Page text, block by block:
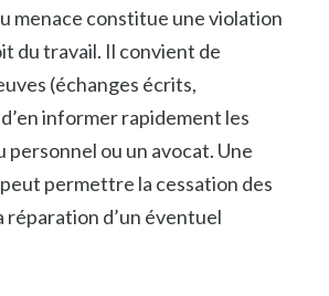
menace constitue une violation
du travail. Il convient de
(échanges écrits,
informer rapidement les
ou un avocat. Une
permettre la cessation des
réparation d’un éventuel